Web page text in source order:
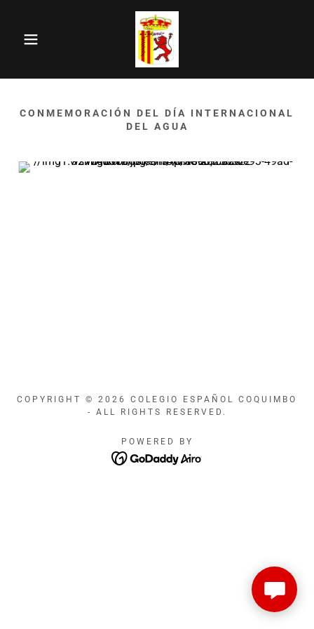
CONMEMORACIÓN DEL DÍA INTERNACIONAL
DEL AGUA
COPYRIGHT © 2026 COLEGIO ESPAÑOL COQUIMBO
- ALL RIGHTS RESERVED.
POWERED BY